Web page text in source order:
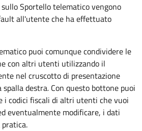
Sportello telematico vengono
all'utente che ha effettuato
puoi comunque condividere le
con altri utenti utilizzando il
nel cruscotto di presentazione
spalla destra. Con questo bottone puoi
i codici fiscali di altri utenti che vuoi
eventualmente modificare, i dati